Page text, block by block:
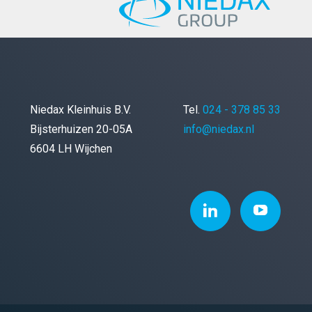
Niedax Kleinhuis B.V.
Bijsterhuizen 20-05A
6604 LH Wijchen
Tel. 024 - 378 85 33
info@niedax.nl